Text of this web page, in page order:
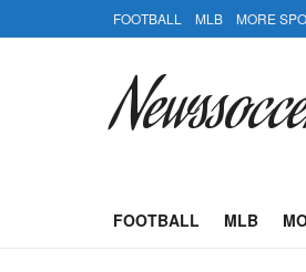
FOOTBALL MLB MORE
FOOTBALL MLB